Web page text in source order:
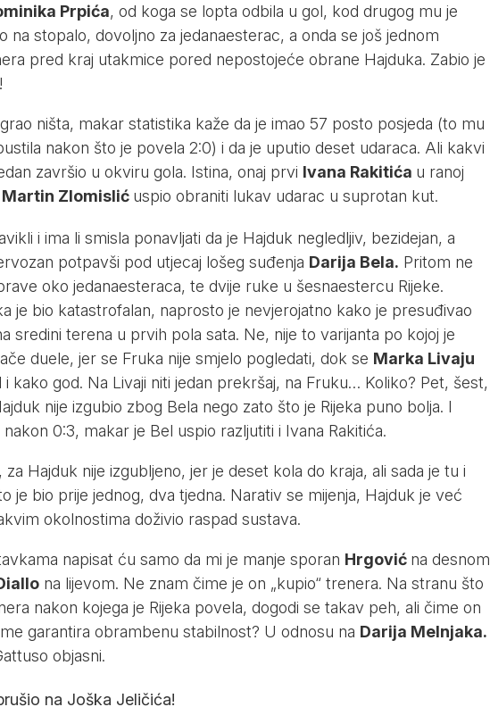
Prpića, od koga se lopta odbila u gol, kod drugog mu je
na stopalo, dovoljno za jedanaesterac, a onda se još jednom
pred kraj utakmice pored nepostojeće obrane Hajduka. Zabio je
ništa, makar statistika kaže da je imao 57 posto posjeda (to mu
nakon što je povela 2:0) i da je uputio deset udaraca. Ali kakvi
završio u okviru gola. Istina, onaj prvi Ivana Rakitića u ranoj
Martin Zlomislić uspio obraniti lukav udarac u suprotan kut.
i ima li smisla ponavljati da je Hajduk negledljiv, bezidejan, a
potpavši pod utjecaj lošeg suđenja Darija Bela. Pritom ne
oko jedanaesteraca, te dvije ruke u šesnaestercu Rijeke.
je bio katastrofalan, naprosto je nevjerojatno kako je presuđivao
sredini terena u prvih pola sata. Ne, nije to varijanta po kojoj je
duele, jer se Fruka nije smjelo pogledati, dok se Marka Livaju
kako god. Na Livaji niti jedan prekršaj, na Fruku… Koliko? Pet, šest,
nije izgubio zbog Bela nego zato što je Rijeka puno bolja. I
0:3, makar je Bel uspio razljutiti i Ivana Rakitića.
Hajduk nije izgubljeno, jer je deset kola do kraja, ali sada je tu i
je bio prije jednog, dva tjedna. Narativ se mijenja, Hajduk je već
okolnostima doživio raspad sustava.
napisat ću samo da mi je manje sporan Hrgović na desnom
na lijevom. Ne znam čime je on „kupio“ trenera. Na stranu što
nakon kojega je Rijeka povela, dogodi se takav peh, ali čime on
garantira obrambenu stabilnost? U odnosu na Darija Melnjaka.
objasni.
na Joška Jeličića!